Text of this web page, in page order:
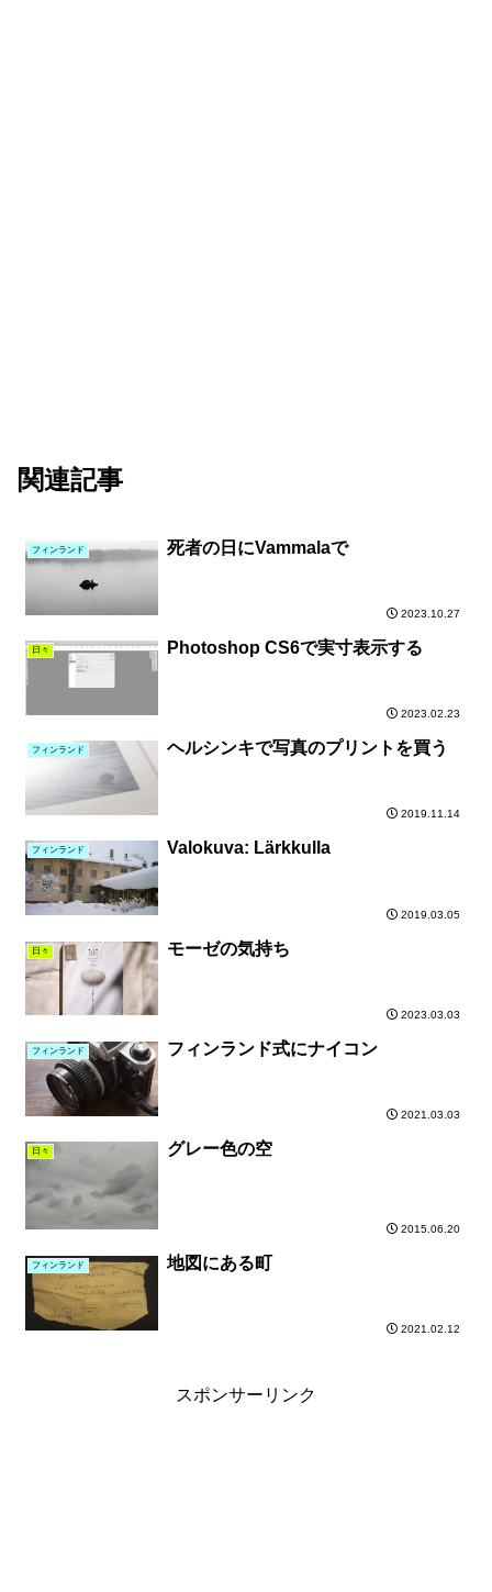
関連記事
フィンランド 死者の日にVammalaで
2023.10.27
日々 Photoshop CS6で実寸表示する
2023.02.23
フィンランド ヘルシンキで写真のプリントを買う
2019.11.14
フィンランド Valokuva: Lärkkulla
2019.03.05
日々 モーゼの気持ち
2023.03.03
フィンランド フィンランド式にナイコン
2021.03.03
日々 グレー色の空
2015.06.20
フィンランド 地図にある町
2021.02.12
スポンサーリンク